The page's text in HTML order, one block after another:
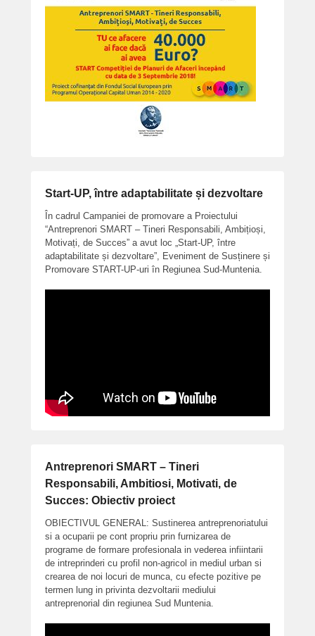
Start-UP, între adaptabilitate și dezvoltare
În cadrul Campaniei de promovare a Proiectului
“Antreprenori SMART – Tineri Responsabili, Ambițioși,
Motivați, de Succes” a avut loc „Start-UP, între
adaptabilitate și dezvoltare”, Eveniment de Susținere și
Promovare START-UP-uri în Regiunea Sud-Muntenia.
Antreprenori SMART – Tineri
Responsabili, Ambitiosi, Motivati, de
Succes: Obiectiv proiect
OBIECTIVUL GENERAL: Sustinerea antreprenoriatului
si a ocuparii pe cont propriu prin furnizarea de
programe de formare profesionala in vederea infiintarii
de intreprinderi cu profil non-agricol in mediul urban si
crearea de noi locuri de munca, cu efecte pozitive pe
termen lung in privinta dezvoltarii mediului
antreprenorial din regiunea Sud Muntenia.